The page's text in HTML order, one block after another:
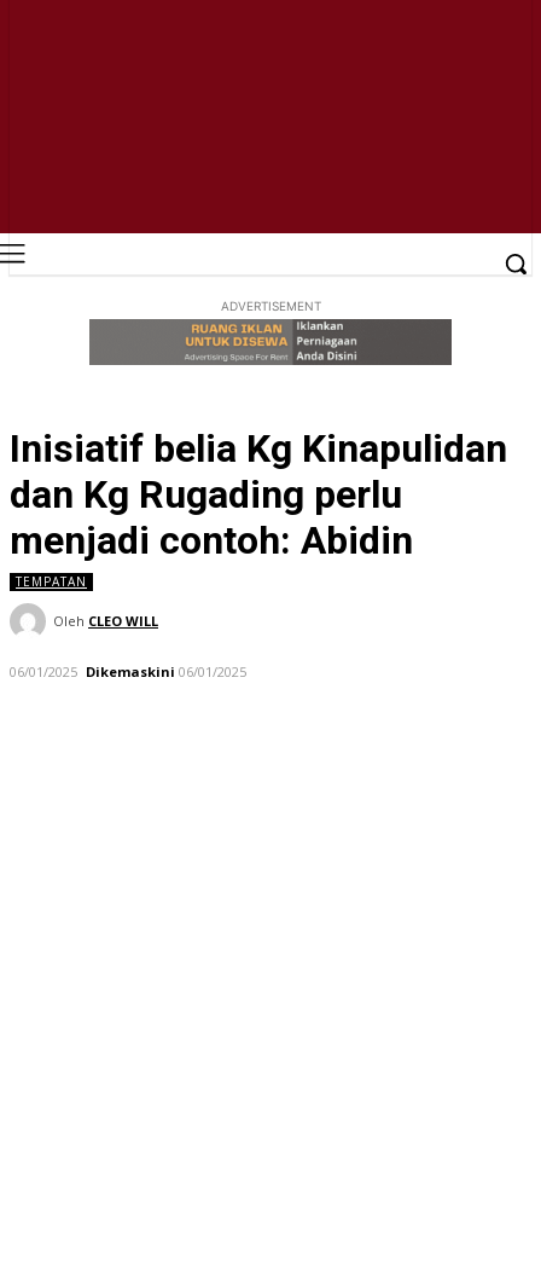
ADVERTISEMENT
Inisiatif belia Kg Kinapulidan
dan Kg Rugading perlu
menjadi contoh: Abidin
TEMPATAN
Oleh CLEO WILL
06/01/2025 Dikemaskini 06/01/2025